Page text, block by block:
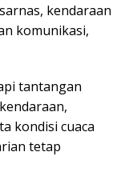
kendaraan
komunikasi,
tantangan
kondisi cuaca
tetap